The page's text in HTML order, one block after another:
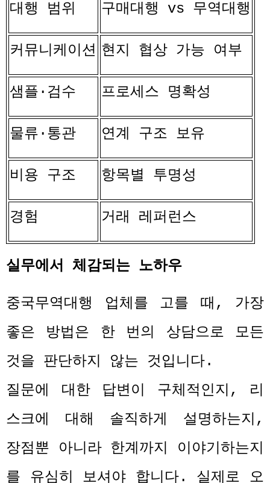
대행 범위 구매대행 vs 무역대행
커뮤니케이션 현지 협상 가능 여부
샘플 · 검수 프로세스 명확성
물류 · 통관 연계 구조 보유
비용 구조 항목별 투명성
경험 거래 레퍼런스
실무에서 체감되는 노하우
중국무역대행 업체를 고를 때 , 가장
좋은 방법은 한 번의 상담으로 모든
것을 판단하지 않는 것입니다.
질문에 대한 답변이 구체적인지 , 리
스크에 대해 솔직하게 설명하는지 ,
장점뿐 아니라 한계까지 이야기하는지
를 유심히 보셔야 합니다. 실제로 오